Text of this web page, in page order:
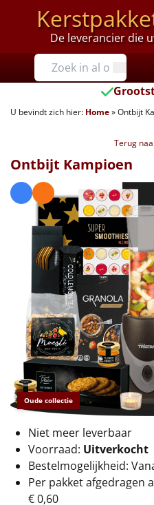
De leverancier die
Prijzen
Tot €25
€25 tot €35
€40 tot €45
€45 tot €50
€50 tot €55
€55 tot €75
€75 tot €100
€100 en hoger
Alle kerstpakketten
Thema
Origineel
Rituals
U bevindt zich hier: Home»Ontbijt
Terug
Oude collectie
Ontbijt Kampioen
Niet meer leverbaar
Voorraad: Uitverkocht
Bestelmogelijkheid:
Per pakket afgedragen
€ 0,60